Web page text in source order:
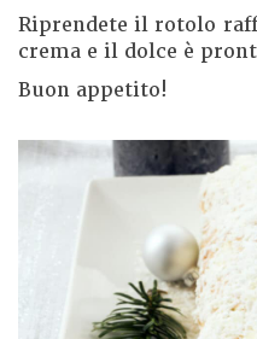
Riprendete il rotolo
crema e il dolce è
Buon appetito!